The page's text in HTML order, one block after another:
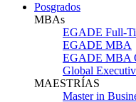
Posgrados
MBAs
EGADE Full-
EGADE MBA
EGADE MBA
Global
MAESTRÍAS
Master in